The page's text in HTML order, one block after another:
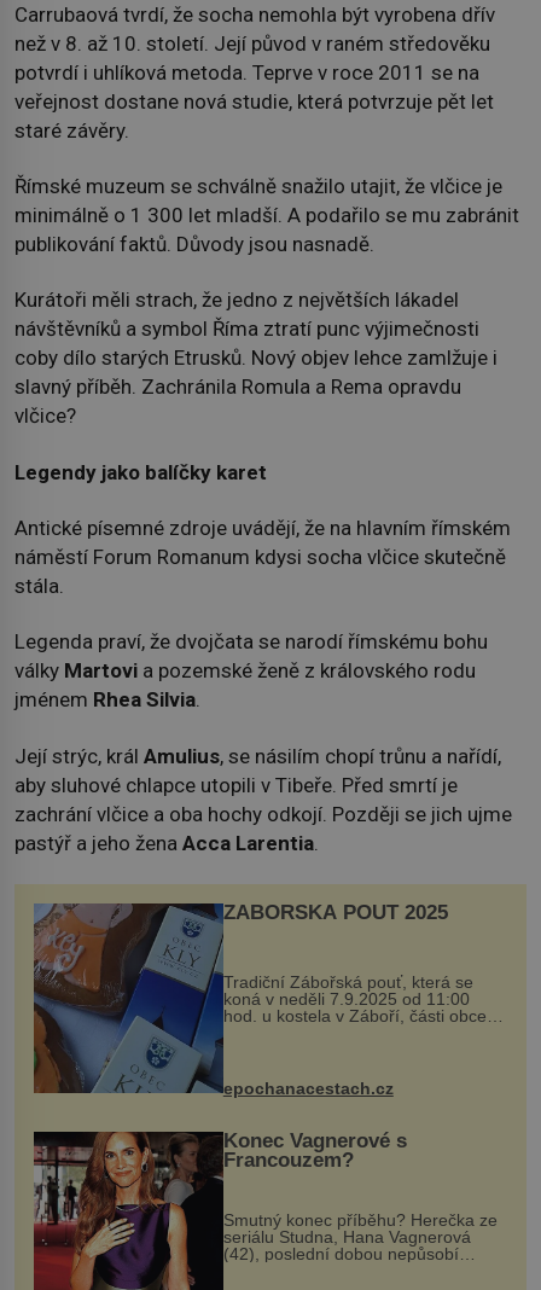
Carrubaová tvrdí, že socha nemohla být vyrobena dřív
než v 8. až 10. století. Její původ v raném středověku
potvrdí i uhlíková metoda. Teprve v roce 2011 se na
veřejnost dostane nová studie, která potvrzuje pět let
staré závěry.
Římské muzeum se schválně snažilo utajit, že vlčice je
minimálně o 1 300 let mladší. A podařilo se mu zabránit
publikování faktů. Důvody jsou nasnadě.
Kurátoři měli strach, že jedno z největších lákadel
návštěvníků a symbol Říma ztratí punc výjimečnosti
coby dílo starých Etrusků. Nový objev lehce zamlžuje i
slavný příběh. Zachránila Romula a Rema opravdu
vlčice?
Legendy jako balíčky karet
Antické písemné zdroje uvádějí, že na hlavním římském
náměstí Forum Romanum kdysi socha vlčice skutečně
stála.
Legenda praví, že dvojčata se narodí římskému bohu
války Martovi a pozemské ženě z královského rodu
jménem Rhea Silvia.
Její strýc, král Amulius, se násilím chopí trůnu a nařídí,
aby sluhové chlapce utopili v Tibeře. Před smrtí je
zachrání vlčice a oba hochy odkojí. Později se jich ujme
pastýř a jeho žena Acca Larentia
ZÁBOŘSKÁ POUŤ 2025
Tradiční Zábořská pouť, která se
koná v neděli 7.9.2025 od 11:00
hod. u kostela v Záboří, části obce
Kly u Mělníka. V programu naleznete
komentovanou prohlídku kostela,
epochanacestach.cz
Konec Vagnerové s
Francouzem?
Smutný konec příběhu? Herečka ze
seriálu Studna, Hana Vagnerová
(42), poslední dobou nepůsobí